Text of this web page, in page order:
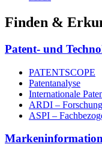
Finden &
Patent- und
PATENTSCOPE
Patentanalyse
Internationale
ARDI –
ASPI –